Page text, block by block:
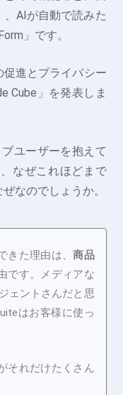
AIが自動で読みた
」です。
進とプライバシー
Cube」を発表しま
ユーザーを抱えて
なぜこれほどまで
なのでしょうか。
きた理由は、商品
です。メディアな
ェントさんだと思
はお客様に使っ
それだけたくさん